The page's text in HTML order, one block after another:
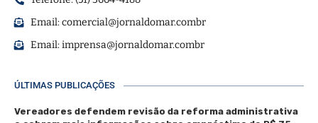
Email:comercial@jornaldomar.combr
Email:imprensa@jornaldomar.combr
ÚLTIMAS PUBLICAÇÕES
Vereadores defendem revisão da reforma administrativa